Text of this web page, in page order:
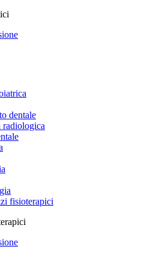
dentale
radiologica
fisioterapici